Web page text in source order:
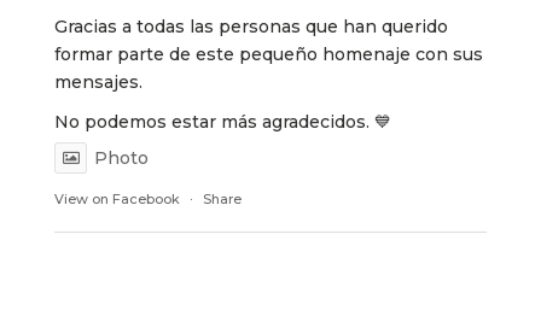
Gracias a todas las personas que han querido
formar parte de este pequeño homenaje con sus
mensajes.
No podemos estar más agradecidos. 💙
Photo
View on Facebook · Share